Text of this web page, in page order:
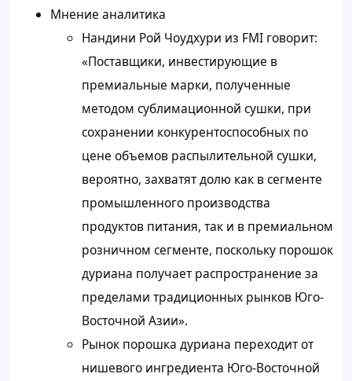
Мнение аналитика
Нандини Рой Чоудхури из FMI говорит:
«Поставщики, инвестирующие в
премиальные марки, полученные
методом сублимационной сушки, при
сохранении конкурентоспособных по
цене объемов распылительной сушки,
вероятно, захватят долю как в сегменте
промышленного производства
продуктов питания, так и в премиальном
розничном сегменте, поскольку порошок
дуриана получает распространение за
пределами традиционных рынков Юго-
Восточной Азии».
Рынок порошка дуриана переходит от
нишевого ингредиента Юго-Восточной